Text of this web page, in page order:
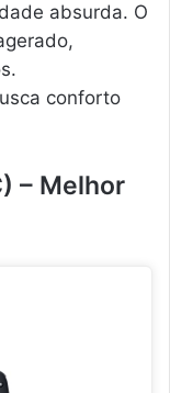
absurda. O
conforto
– Melhor